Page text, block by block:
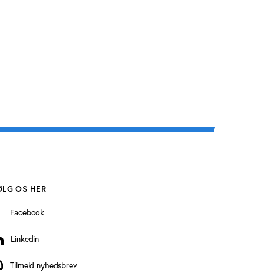
OS HER
Facebook
Linkedin
nyhedsbrev
Tilmeld nyhedsbrev